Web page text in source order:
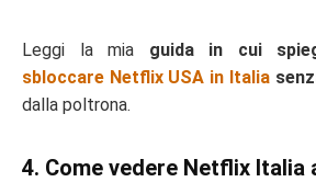
Leggi la mia guida in cui
sbloccare Netflix USA in Italia
dalla poltrona.
4. Come vedere Netflix Italia